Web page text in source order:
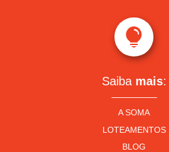

Saiba mais:
A SOMA
LOTEAMENTOS
BLOG